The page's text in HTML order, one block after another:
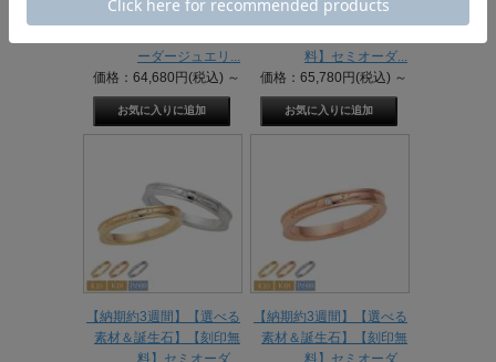
【納期約3週間】【選べる
ーダージュエリ...
価格：64,680円(税込) ～
【納期約3週間】【選べる
料】セミオーダ...
価格：65,780円(税込) ～
【納期約3週間】【選べる
素材＆誕生石】【刻印無
料】セミオーダ...
【納期約3週間】【選べる
素材＆誕生石】【刻印無
料】セミオーダ...